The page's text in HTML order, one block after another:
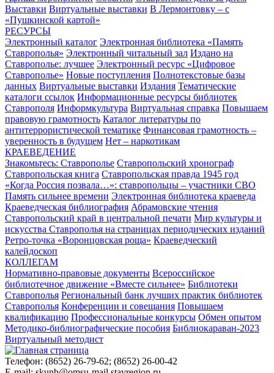
Выставки Виртуальные выставки В Лермонтовку – с
«Пушкинской картой»
РЕСУРСЫ
Электронный каталог Электронная библиотека «Память
Ставрополья» Электронный читальный зал Издано на
Ставрополье: лучшее Электронный ресурс «Цифровое
Ставрополье» Новые поступления Полнотекстовые базы
данных Виртуальные выставки Издания Тематические
каталоги ссылок Информационные ресурсы библиотек
Ставрополя Информкультура Виртуальная справка Повышаем
правовую грамотность Каталог литературы по
антитеррористической тематике Финансовая грамотность –
уверенность в будущем Нет – наркотикам
КРАЕВЕДЕНИЕ
Знакомьтесь: Ставрополье Ставропольский хронограф
Ставропольская книга Ставропольская правда 1945 год
«Когда Россия позвала…»: ставропольцы – участники СВО
Память сильнее времени Электронная библиотека краеведа
Краеведческая библиография Абрамовские чтения
Ставропольский край в центральной печати Мир культуры и
искусства Ставрополья на страницах периодических изданий
Ретро-точка «Воронцовская роща» Краеведческий
калейдоскоп
КОЛЛЕГАМ
Нормативно-правовые документы Всероссийское
библиотечное движение «Вместе сильнее» Библиотеки
Ставрополья Региональный банк лучших практик библиотек
Ставрополья Конференции и совещания Повышаем
квалификацию Профессиональные конкурсы Обмен опытом
Методико-библиографические пособия Библиокараван-2023
Виртуальный методист
Телефон: (8652) 26-79-62; (8652) 26-00-42